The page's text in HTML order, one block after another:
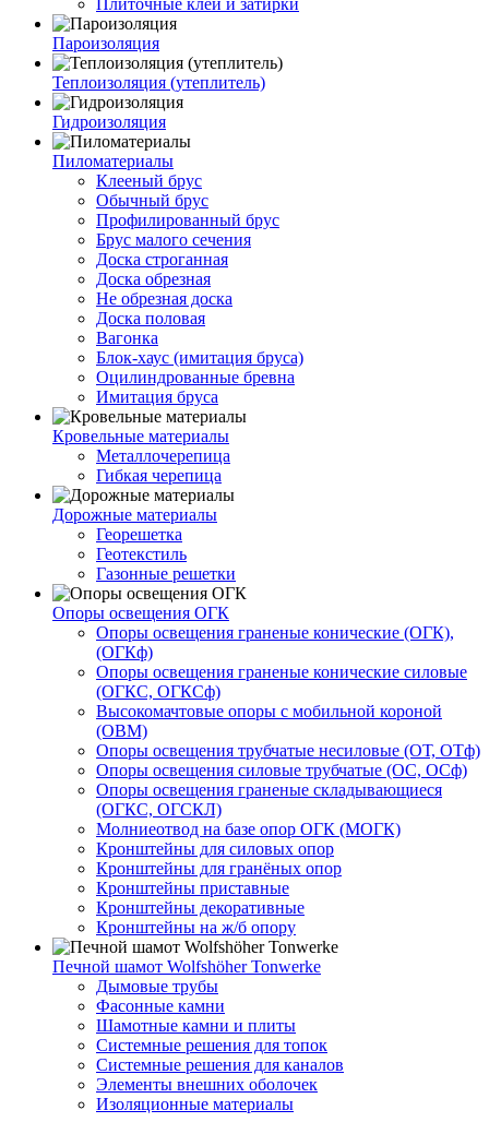
Плиточные клеи и затирки
Пароизоляция
Теплоизоляция (утеплитель)
Гидроизоляция
Пиломатериалы
Клееный брус
Обычный брус
Профилированный брус
Брус малого сечения
Доска строганная
Доска обрезная
Не обрезная доска
Доска половая
Вагонка
Блок-хаус (имитация бруса)
Оцилиндрованные бревна
Имитация бруса
Кровельные материалы
Металлочерепица
Гибкая черепица
Дорожные материалы
Георешетка
Геотекстиль
Газонные решетки
Опоры освещения ОГК
Опоры освещения граненые конические (ОГК),
(ОГКф)
Опоры освещения граненые конические силовые
(ОГКС, ОГКСф)
Высокомачтовые опоры с мобильной короной
(ОВМ)
Опоры освещения трубчатые несиловые (ОТ, ОТф)
Опоры освещения силовые трубчатые (ОС, ОСф)
Опоры освещения граненые складывающиеся
(ОГКС, ОГСКЛ)
Молниеотвод на базе опор ОГК (МОГК)
Кронштейны для силовых опор
Кронштейны для гранёных опор
Кронштейны приставные
Кронштейны декоративные
Кронштейны на ж/б опору
Печной шамот Wolfshöher Tonwerke
Дымовые трубы
Фасонные камни
Шамотные камни и плиты
Системные решения для топок
Системные решения для каналов
Элементы внешних оболочек
Изоляционные материалы